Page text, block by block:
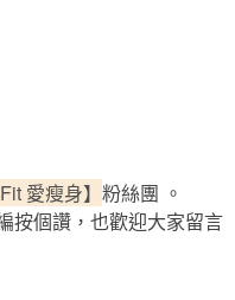
愛瘦身】 粉絲團 。
按個讚，也歡迎大家留言